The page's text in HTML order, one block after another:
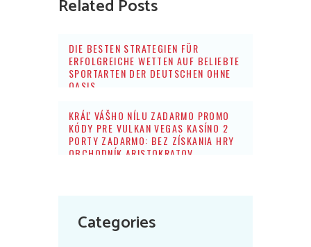
Related Posts
DIE BESTEN STRATEGIEN FÜR
ERFOLGREICHE WETTEN AUF BELIEBTE
SPORTARTEN DER DEUTSCHEN OHNE
OASIS
KRÁĽ VÁŠHO NÍLU ZADARMO PROMO
KÓDY PRE VULKAN VEGAS KASÍNO 2
PORTY ZADARMO: BEZ ZÍSKANIA HRY
OBCHODNÍK ARISTOKRATOV
Categories